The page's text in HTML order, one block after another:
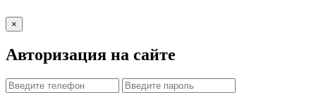
×
Авторизация на сайте